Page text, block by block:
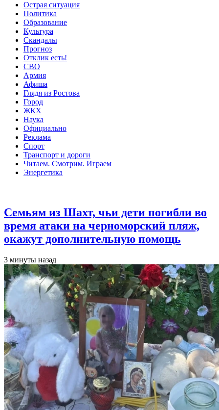
Острая ситуация
Политика
Образование
Культура
Скандалы
Прогноз
Отклик есть!
СВО
Армия
Афиша
Глядя из Ростова
Город
ЖКХ
Наука
Официально
Реклама
Спорт
Транспорт и дороги
Читаем. Смотрим. Играем
Энергетика
Семьям из Шахт, чьи дети погибли во
время атаки на черноморский пляж,
окажут дополнительную помощь
3 минуты назад